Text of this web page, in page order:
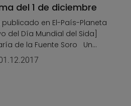
del 1 de diciembre
en El-País-Planeta
del Día Mundial del Sida]
de la Fuente Soro Un...